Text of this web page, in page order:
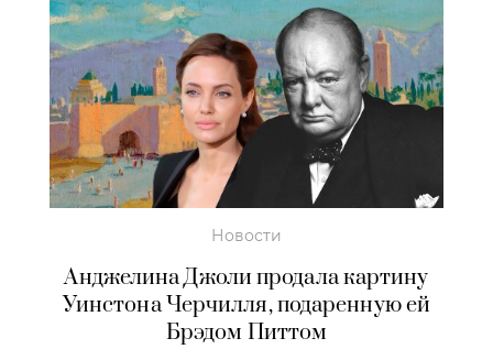
Новости
Анджелина Джоли продала картину
Уинстона Черчилля, подаренную ей
Брэдом Питтом